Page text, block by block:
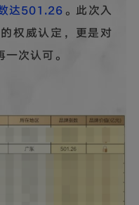
达501.26 。此次入
权威认定，更是对
次认可。